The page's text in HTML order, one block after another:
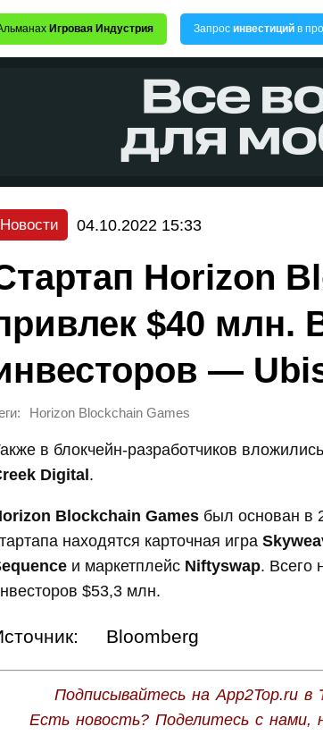
Игровая Индустрия Запрос инвестиций в
Новости 04.10.2022 15:33
Horizon
$40 млн.
—
Horizon Blockchain Games
в блокчейн-разработчиков вложились
Digital .
Blockchain Games был основан в
находятся карточная игра
и маркетплейс Niftyswap. Всего
$53,3 млн.
Bloomberg
Подписывайтесь на App2Top.ru в
Есть новость? Поделитесь с нами,